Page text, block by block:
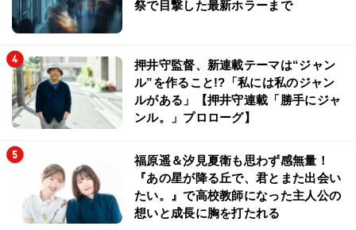
祭で目撃した最新ホラーまで
押井守監督、新連載テーマは“ジャン
ル”を作ること!?「私には私のジャン
ルがある」【押井守連載「勝手にジャ
ンル。」プロローグ】
福原遥＆汐見夏衛も思わず感無量！
『あの星が降る丘で、君とまた出会い
たい。』で高校教師になった主人公の
想いと成長に胸を打たれる